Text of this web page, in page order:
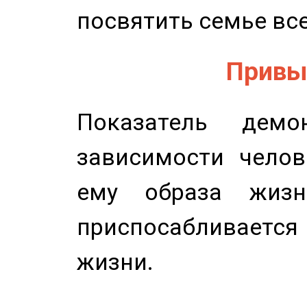
посвятить семье
Показатель
зависимости
ему образа
жизни.